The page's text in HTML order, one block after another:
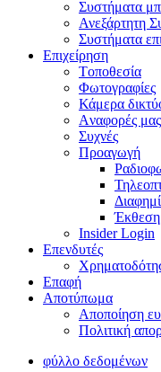
Συστήματα
Ανεξάρτητη
Συστήματα
Επιχείρηση
Tοποθεσία
Φωτογραφίες
Κάμερα
Aναφορές μας
Συχνές
Προαγωγή
Insider Login
Επενδυτές
Eπαφή
Αποτύπωμα
Αποποίηση
Πολιτική
φύλλο δεδομένων